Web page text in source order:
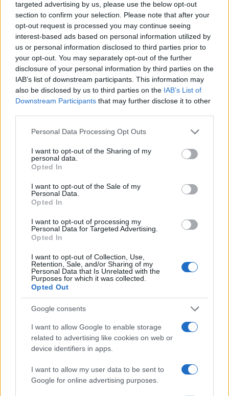
targeted advertising by us, please use the below opt-out
section to confirm your selection. Please note that after your
opt-out request is processed you may continue seeing
interest-based ads based on personal information utilized by
us or personal information disclosed to third parties prior to
your opt-out. You may separately opt-out of the further
disclosure of your personal information by third parties on the
IAB’s list of downstream participants. This information may
also be disclosed by us to third parties on the IAB’s List of
Downstream Participants that may further disclose it to other
Please note that this website/app uses one or more Google
not limited to your visit or usage behaviour. You may click to
grant or deny consent to Google and its third-party tags to
use your data for below specified purposes in below Google
consent section.
Personal Data Processing Opt Outs
I want to opt-out of the Sharing of my
personal data.
Opted In
I want to opt-out of the Sale of my
Personal Data.
Opted In
I want to opt-out of processing my
Personal Data for Targeted Advertising.
Opted In
I want to opt-out of Collection, Use,
Retention, Sale, and/or Sharing of my
Personal Data that Is Unrelated with the
Purposes for which it was collected.
Opted Out
Google consents
I want to allow Google to enable storage
related to advertising like cookies on web or
device identifiers in apps.
I want to allow my user data to be sent to
Google for online advertising purposes.
giovane promessa dell’NBA
AUTORE
Redazione Sport Magazine
Continua a leggere
BASKET